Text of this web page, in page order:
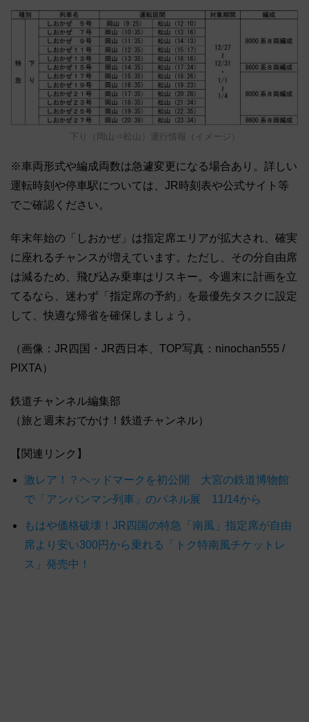
下り（岡山⇒松山）運行情報（イメージ）
※車両形式や編成両数は急遽変更になる場合あり。詳しい
運転時刻や停車駅については、JR時刻表や公式サイト等
でご確認ください。
年末年始の「しおかぜ」は指定席エリアが拡大され、確実
に座れるチャンスが増えています。ただし、その分自由席
は減るため、飛び込み乗車はリスキー。今週末に計画を立
てるなら、迷わず「指定席の予約」を最優先タスクに設定
して、快適な帰省を確保しましょう。
（画像：JR四国・JR西日本、TOP写真：ninochan555 /
PIXTA）
鉄道チャンネル編集部
（旅と週末おでかけ！鉄道チャンネル）
【関連リンク】
激レア！？ヘッドマークを初公開 大宮の鉄道博物館
で「アンパンマン列車」のパネル展 11/14から
もはや価格破壊！JR四国の特急「南風」指定席が自由
席より安い300円から乗れる「トク特南風チケットレ
ス」発売中！